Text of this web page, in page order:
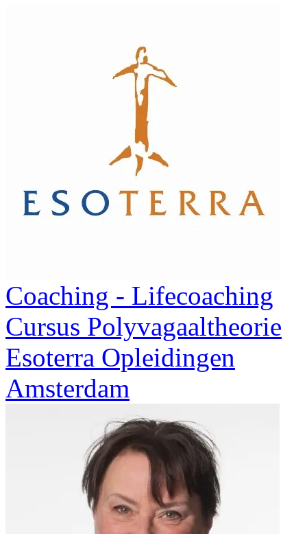
Coaching - Lifecoaching
Cursus Polyvagaaltheorie
Esoterra Opleidingen
Amsterdam